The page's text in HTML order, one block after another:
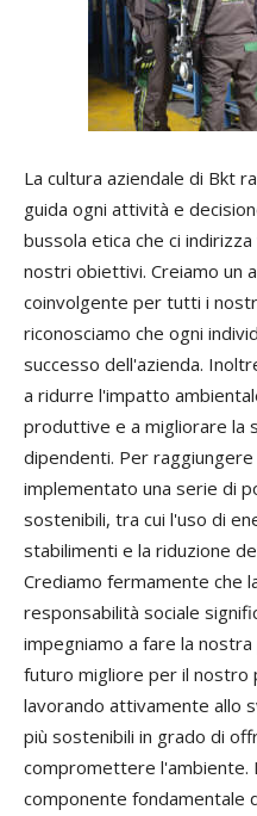
La cultura aziendale di Bkt
guida ogni attività e
bussola etica che ci
nostri obiettivi. Creiamo un
coinvolgente per tutti i
riconosciamo che ogni
successo dell'azienda.
a ridurre l'impatto
produttive e a migliorare la
dipendenti. Per
implementato una serie di
sostenibili, tra cui l'uso di
stabilimenti e la riduzione
Crediamo fermamente che
responsabilità sociale
impegniamo a fare la
futuro migliore per il nostro
lavorando attivamente allo
più sostenibili in grado di
compromettere l'ambiente.
componente fondamentale